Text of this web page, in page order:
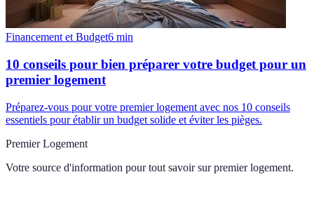
Financement et Budget6 min
10 conseils pour bien préparer votre budget pour un
premier logement
Préparez-vous pour votre premier logement avec nos 10 conseils
essentiels pour établir un budget solide et éviter les pièges.
Premier Logement
Votre source d'information pour tout savoir sur premier logement.